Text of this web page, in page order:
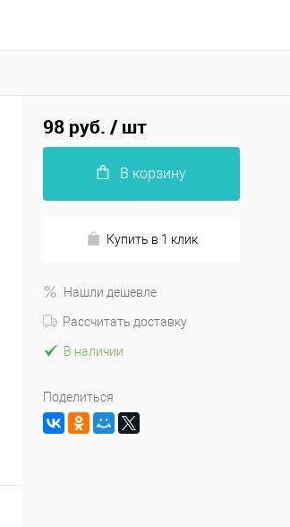
98 руб. / шт
В корзину
Купить в 1 клик
Нашли дешевле
Рассчитать доставку
В наличии
Поделиться